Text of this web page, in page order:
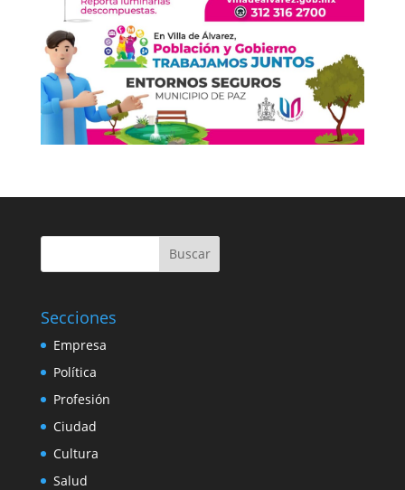
Buscar
Secciones
Empresa
Política
Profesión
Ciudad
Cultura
Salud